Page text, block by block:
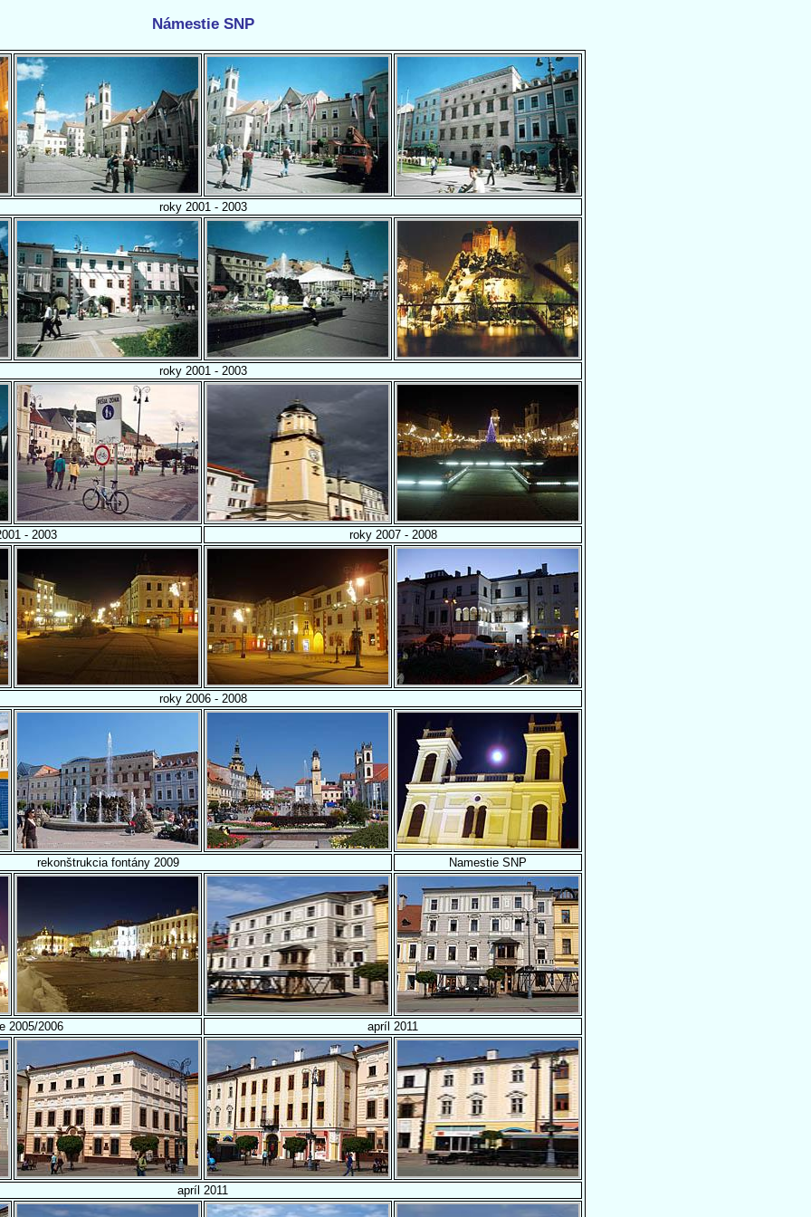
Námestie SNP
roky 2001 - 2003
roky 2001 - 2003
- 2003 roky 2007 - 2008
roky 2006 - 2008
rekonštrukcia fontány 2009 Namestie SNP
2005/2006 apríl 2011
apríl 2011